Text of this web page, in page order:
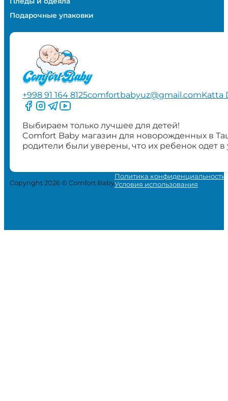
Подарочные упаковки
+998 91 164 8125comfortbabyuz@gmail.comKatta
Следите за нами на Facebook
Следите за нами в Instagram
Следите за нами в Telegram
Следите за нами в YouTube
Выбираем только лучшее для детей!
Comfort Baby магазин для новорожденных в
родители были уверены, что их ребенок одет
Copyright 2026 © Comfort Baby
Политика конфиденциальности
Условия использования